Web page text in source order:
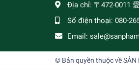
Địa chỉ: 〒472-0011
Số điện thoại: 080-
Email:
© Bản quyền thuộc vềSẢN